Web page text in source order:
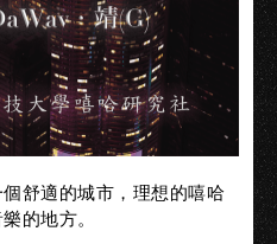
個舒適的城市，理想的嘻哈
的地方。